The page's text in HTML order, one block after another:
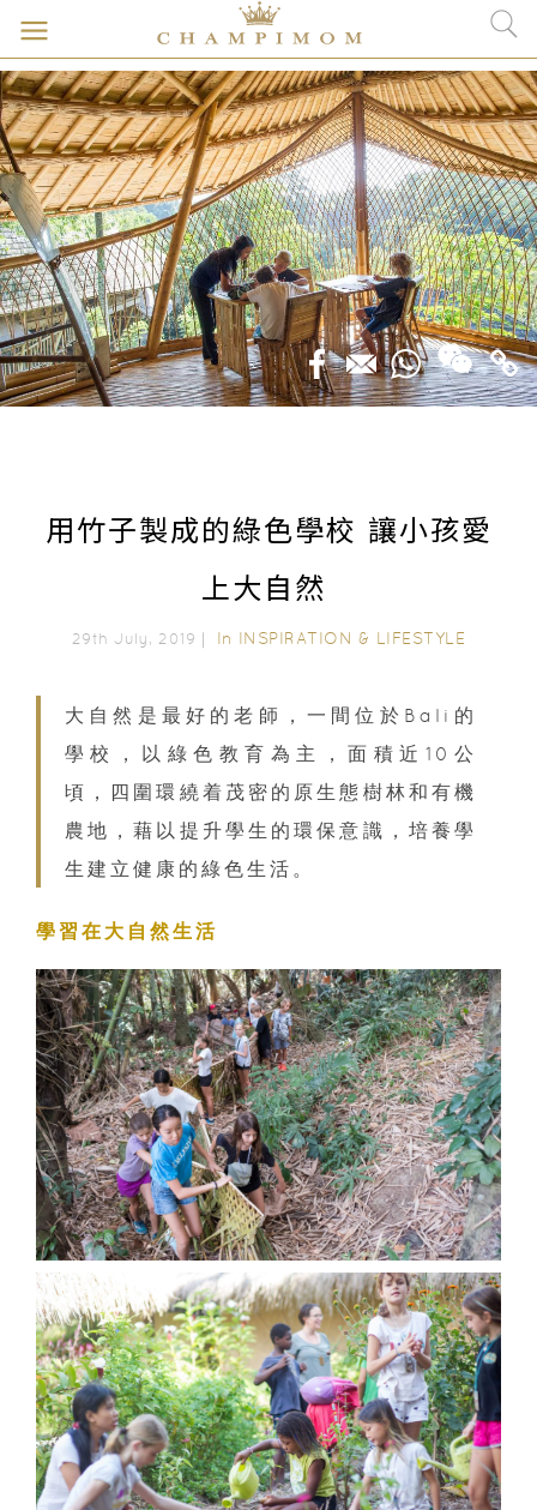
用竹子製成的綠色學校 讓小孩愛
上大自然
29th July, 2019｜ In INSPIRATION & LIFESTYLE
大自然是最好的老師，一間位於Bali的
學校，以綠色教育為主，面積近10公
頃，四圍環繞着茂密的原生態樹林和有機
農地，藉以提升學生的環保意識，培養學
生建立健康的綠色生活。
學習在大自然生活